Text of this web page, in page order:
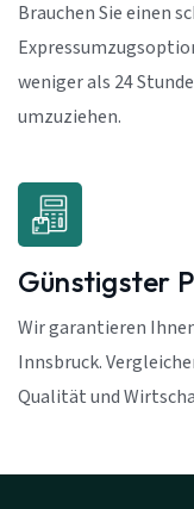
Brauchen Sie einen
weniger als 24
umzuziehen.
Günstigster
Wir garantieren
Innsbruck.
Qualität und